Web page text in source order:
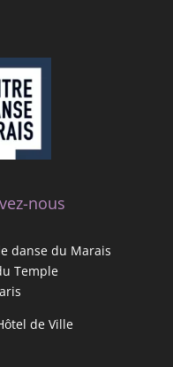
nous
danse du Marais
Temple
de Ville